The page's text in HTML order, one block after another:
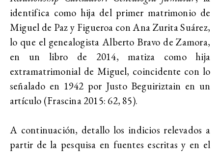
identifica como hija del primer matrimonio de
Miguel de Paz y Figueroa con Ana Zurita Suárez,
lo que el genealogista Alberto Bravo de Zamora,
en un libro de 2014, matiza como hija
extramatrimonial de Miguel, coincidente con lo
señalado en 1942 por Justo Beguiriztain en un
artículo (Frascina 2015: 62, 85).
A continuación, detallo los indicios relevados a
partir de la pesquisa en fuentes escritas y en el